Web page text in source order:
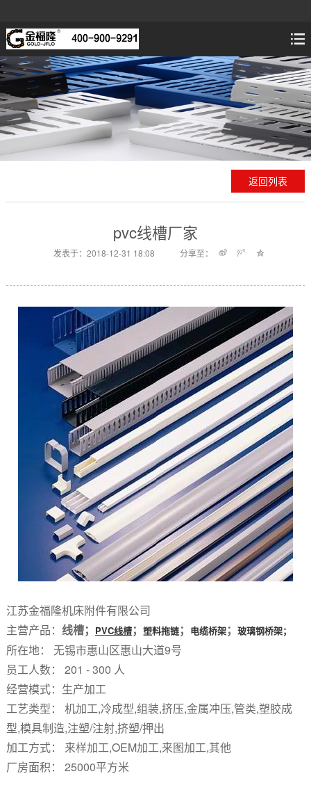
返回列表
pvc线槽厂家
发表于：2018-12-31 18:08 分享至：
江苏金福隆机床附件有限公司
主营产品： 线槽； PVC线槽； 塑料拖链； 电缆桥架； 玻璃钢桥架；
所在地： 无锡市惠山区惠山大道9号
员工人数： 201 - 300 人
经营模式：生产加工
工艺类型： 机加工,冷成型,组装,挤压,金属冲压,管类,塑胶成
型,模具制造,注塑/注射,挤塑/押出
加工方式： 来样加工,OEM加工,来图加工,其他
厂房面积： 25000平方米